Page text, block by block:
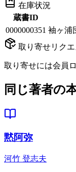
在庫状況
蔵書ID
0000000351 袖ヶ浦
取り寄せリクエ
取り寄せには会員
同じ著者の
黙阿弥
河竹 登志夫